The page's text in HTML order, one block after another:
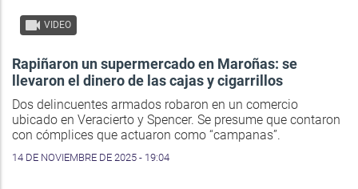
VIDEO
Rapiñaron un supermercado en Maroñas: se
llevaron el dinero de las cajas y cigarrillos
Dos delincuentes armados robaron en un comercio
ubicado en Veracierto y Spencer. Se presume que contaron
con cómplices que actuaron como “campanas”.
14 DE NOVIEMBRE DE 2025 - 19:04